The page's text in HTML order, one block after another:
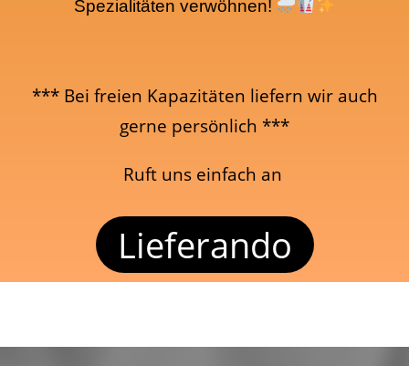
Spezialitäten verwöhnen!
*** Bei freien Kapazitäten liefern wir auch
gerne persönlich ***
Ruft uns einfach an
Lieferando